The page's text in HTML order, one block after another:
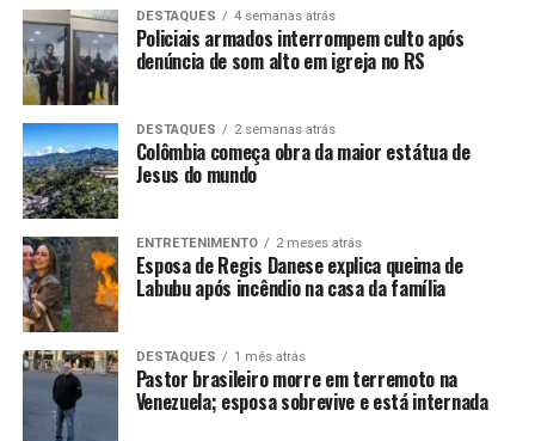
DESTAQUES 4 semanas atrás
Policiais armados interrompem culto após
denúncia de som alto em igreja no RS
DESTAQUES 2 semanas atrás
Colômbia começa obra da maior estátua de
Jesus do mundo
ENTRETENIMENTO 2 meses atrás
Esposa de Regis Danese explica queima de
Labubu após incêndio na casa da família
DESTAQUES 1 mês atrás
Pastor brasileiro morre em terremoto na
Venezuela; esposa sobrevive e está internada